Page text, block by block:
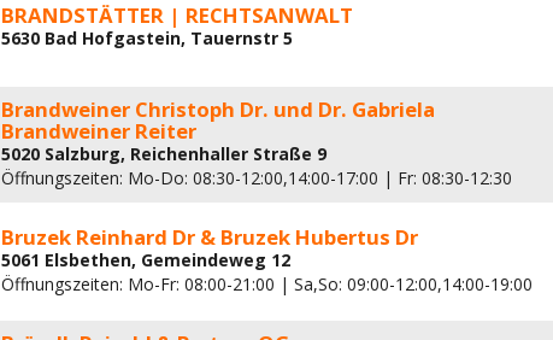
BRANDSTÄTTER | RECHTSANWALT
5630 Bad Hofgastein, Tauernstr 5
Brandweiner Christoph Dr. und Dr. Gabriela
Brandweiner Reiter
5020 Salzburg, Reichenhaller Straße 9
Öffnungszeiten: Mo-Do: 08:30-12:00,14:00-17:00 | Fr: 08:30-12:30
Bruzek Reinhard Dr & Bruzek Hubertus Dr
5061 Elsbethen, Gemeindeweg 12
Öffnungszeiten: Mo-Fr: 08:00-21:00 | Sa,So: 09:00-12:00,14:00-19:00